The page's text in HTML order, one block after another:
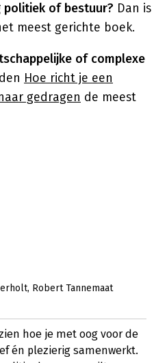
politiek of bestuur? Dan is
meest gerichte boek.
of complexe
Hoe richt je een
gedragen de meest
Robert Tannemaat
hoe je met oog voor de
én plezierig samenwerkt.